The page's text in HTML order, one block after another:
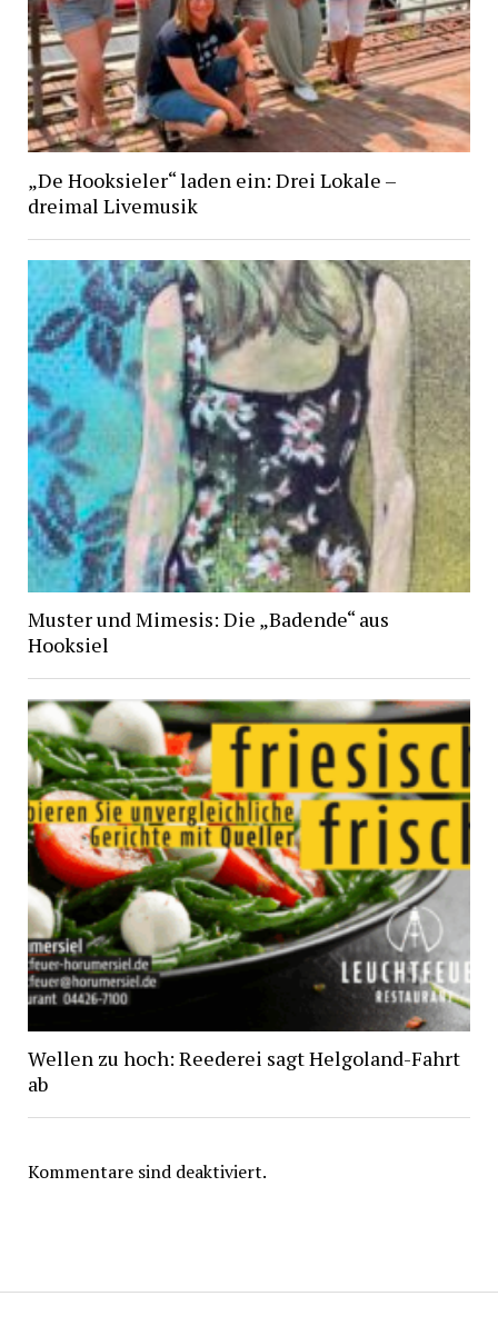
„De Hooksieler“ laden ein: Drei Lokale –
dreimal Livemusik
Muster und Mimesis: Die „Badende“ aus
Hooksiel
Wellen zu hoch: Reederei sagt Helgoland-Fahrt
ab
Kommentare sind deaktiviert.